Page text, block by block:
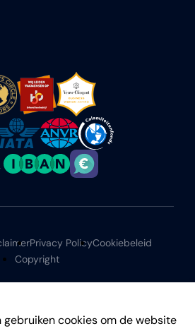
cookies om de website
Privacy PolicyCookiebeleid
Copyright